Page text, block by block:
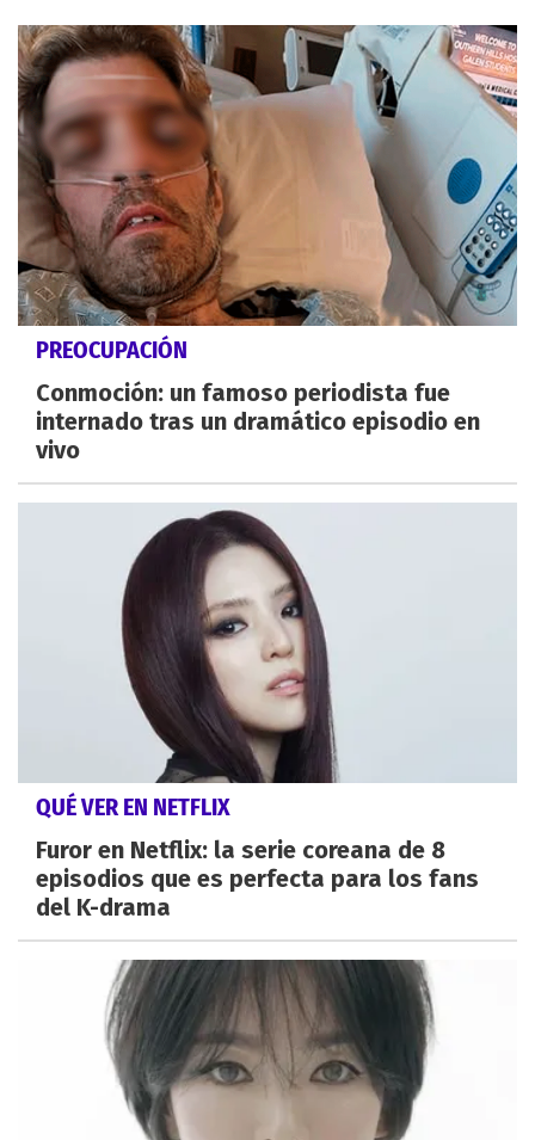
PREOCUPACIÓN
Conmoción: un famoso periodista fue
internado tras un dramático episodio en
vivo
QUÉ VER EN NETFLIX
Furor en Netflix: la serie coreana de 8
episodios que es perfecta para los fans
del K-drama